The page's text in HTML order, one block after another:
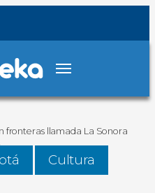
fronteras llamada La Sonora
Cultura